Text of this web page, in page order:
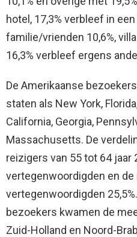
hotel, 17,3% verbleef in
familie/vrienden 10,6%,
16,3% verbleef ergens
De Amerikaanse
staten als New York,
California, Georgia,
Massachusetts. De
reizigers van 55 tot 64 jaar
vertegenwoordigden en de
vertegenwoordigden
bezoekers kwamen de
Zuid-Holland en Noord-